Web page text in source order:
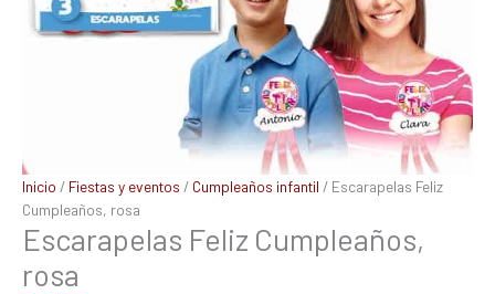
Inicio / Fiestas y eventos / Cumpleaños infantil / Escarapelas Feliz
Cumpleaños, rosa
Escarapelas Feliz Cumpleaños,
rosa